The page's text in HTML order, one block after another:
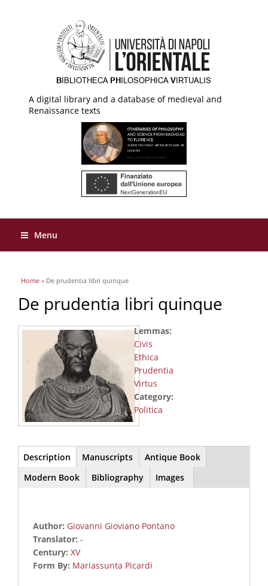
A digital library and a database of medieval and
Renaissance texts
Menu
You are here
Home » De prudentia libri quinque
De prudentia libri quinque
Lemmas:
Civis
Ethica
Prudentia
Virtus
Category:
Politica
Main
Description (active
tab)
Manuscripts
Antique Book
Modern Book
Bibliography Images
Author: Giovanni Gioviano Pontano
Translator: -
Century: XV
Form By: Mariassunta Picardi